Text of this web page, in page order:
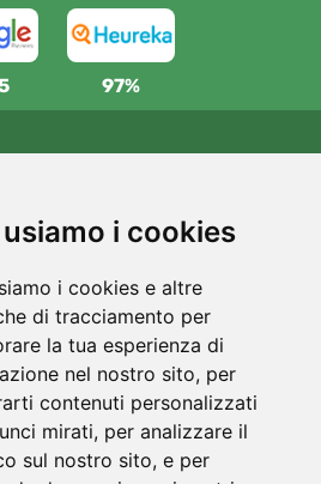
i cookies
i cookies e altre
di tracciamento per
la tua esperienza di
nel nostro sito, per
contenuti personalizzati
mirati, per analizzare il
sul nostro sito, e per
97%
e gratuitamente
ordini superiori a 80 EUR
il tuo ordine in qualsiasi momento
un albero! Leggi di piùChi siamo